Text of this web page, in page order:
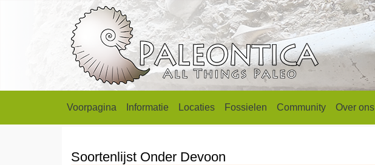
Voorpagina Informatie Locaties Fossielen Community Over ons
Soortenlijst Onder Devoon